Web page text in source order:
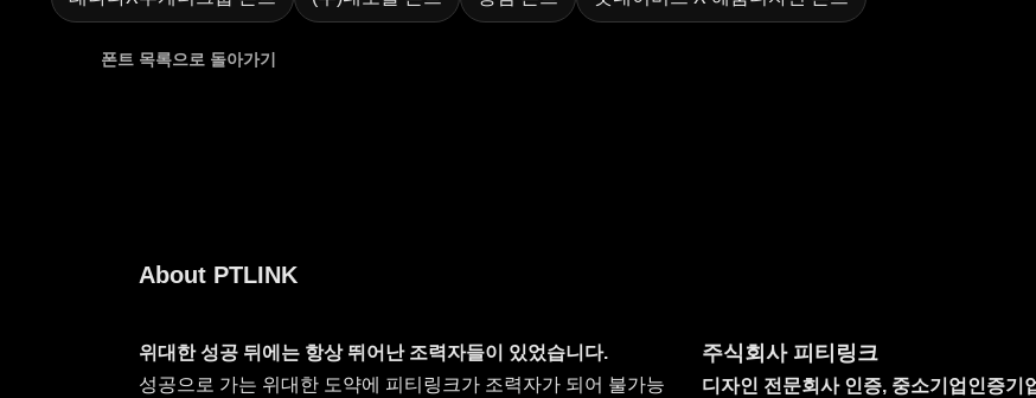
폰트 목록으로 돌아가기
About PTLINK
위대한 성공 뒤에는 항상 뛰어난 조력자들이 있었습니다.
성공으로 가는 위대한 도약에 피티링크가 조력자가 되어 불가능
주식회사 피티링크
디자인 전문회사 인증, 중소기업인증기